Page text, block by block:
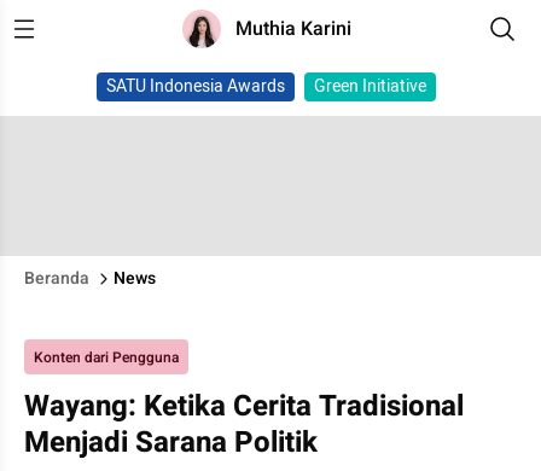
Muthia Karini
SATU Indonesia Awards Green Initiative
Beranda News
Konten dari Pengguna
Wayang: Ketika Cerita Tradisional
Menjadi Sarana Politik